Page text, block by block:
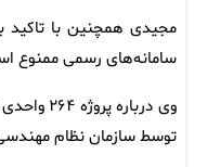
مجیدی همچنین با تاکید
سامانه‌های رسمی ممنوع
توسط سازمان نظام مهندسی، مقرر شد شهرداری